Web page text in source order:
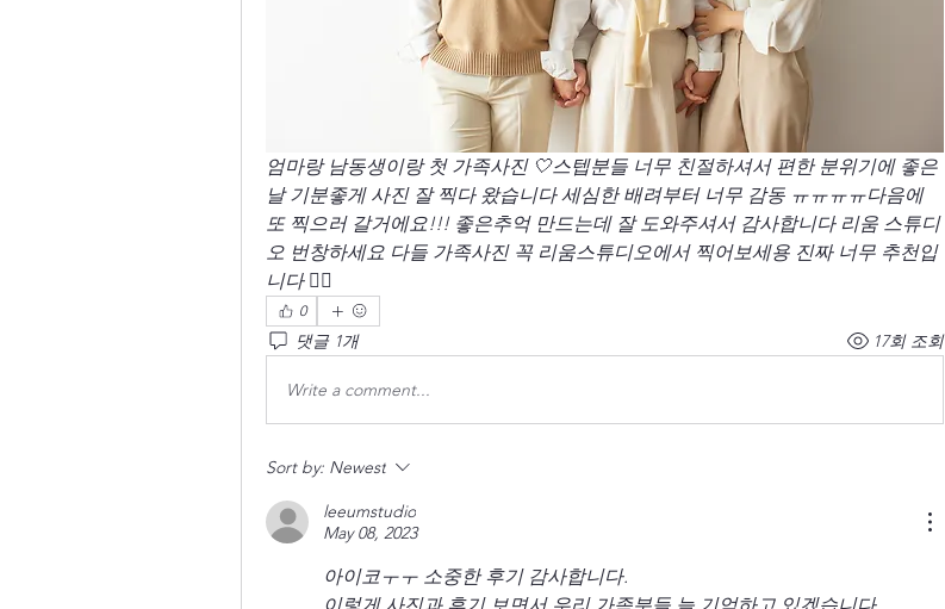
엄마랑 남동생이랑 첫 가족사진 🤍스텝분들 너무 친절하셔서 편한 분위기에 좋은
날 기분좋게 사진 잘 찍다 왔습니다 세심한 배려부터 너무 감동 ㅠㅠㅠㅠ다음에
또 찍으러 갈거에요!!! 좋은추억 만드는데 잘 도와주셔서 감사합니다 리움 스튜디
오 번창하세요 다들 가족사진 꼭 리움스튜디오에서 찍어보세용 진짜 너무 추천입
니다 👍🏻
0
댓글 1개 17회 조회
Write a comment...
Sort by: Newest
leeumstudio
May 08, 2023
아이코ㅜㅜ 소중한 후기 감사합니다.